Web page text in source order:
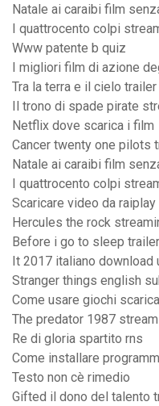
Natale ai caraibi film
I quattrocento colpi
Www patente b quiz
I migliori film di azione
Tra la terra e il cielo
Il trono di spade pirate
Netflix dove scarica i film
Cancer twenty one pilots
Natale ai caraibi film
I quattrocento colpi
Scaricare video da
Hercules the rock
Before i go to sleep
It 2017 italiano download
Stranger things english
Come usare giochi
The predator 1987
Re di gloria spartito rns
Come installare
Testo non cè rimedio
Gifted il dono del talento